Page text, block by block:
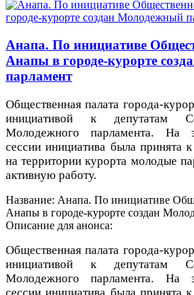
Анапа. По инициативе
Анапы в городе-курорте
парламент
Общественная палата города-
инициативой к депутатам
Молодежного парламента. На
сессии инициатива была принята
на территории курорта молодые
активную работу.
Название: Анапа. По инициативе
Анапы в городе-курорте создан
Описание для анонса:
Общественная палата города-
инициативой к депутатам
Молодежного парламента. На
сессии инициатива была принята